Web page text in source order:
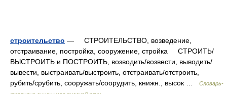
строительство — СТРОИТЕЛЬСТВО, возведение,
отстраивание, постройка, сооружение, стройка СТРОИТЬ/
ВЫСТРОИТЬ и ПОСТРОИТЬ, возводить/возвести, выводить/
вывести, выстраивать/выстроить, отстраивать/отстроить,
рубить/срубить, сооружать/соорудить, книжн., высок …
Словарь-